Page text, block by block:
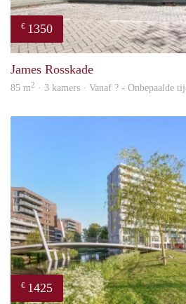
€ 1350
James Rosskade
85 m2 · 3 kamers · Vanaf ? - Onbepaalde
€ 1425